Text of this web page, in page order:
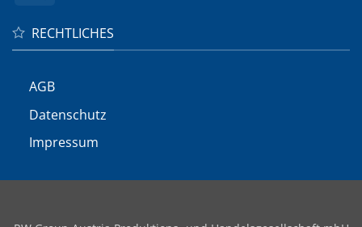
RECHTLICHES
AGB
Datenschutz
Impressum